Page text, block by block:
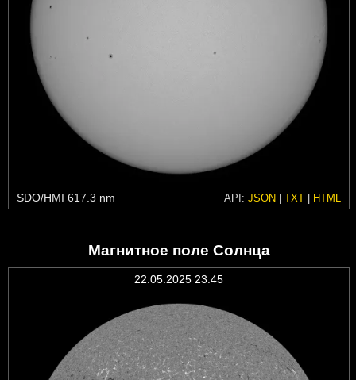
SDO/HMI 617.3 nm API: JSON | TXT | HTML
Магнитное поле Солнца
22.05.2025 23:45